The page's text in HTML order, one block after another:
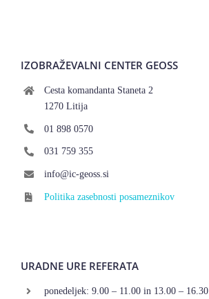
IZOBRAŽEVALNI CENTER GEOSS
Cesta komandanta Staneta 2
1270 Litija
01 898 0570
031 759 355
info@ic-geoss.si
Politika zasebnosti posameznikov
URADNE URE REFERATA
ponedeljek: 9.00 – 11.00 in 13.00 – 16.30